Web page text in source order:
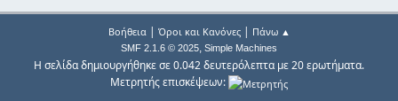
Βοήθεια| Όροι και Κανόνες| Πάνω ▲
SMF 2.1.6 © 2025, Simple Machines
Η σελίδα δημιουργήθηκε σε 0.042 δευτερόλεπτα με 20 ερωτήματα.
Μετρητής επισκέψεων: